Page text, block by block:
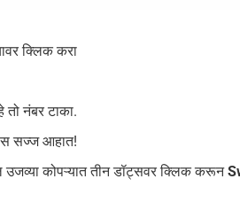
क्लिक करा
नंबर टाका.
सज्ज आहात!
कोपऱ्यात तीन डॉट्सवर क्लिक करून